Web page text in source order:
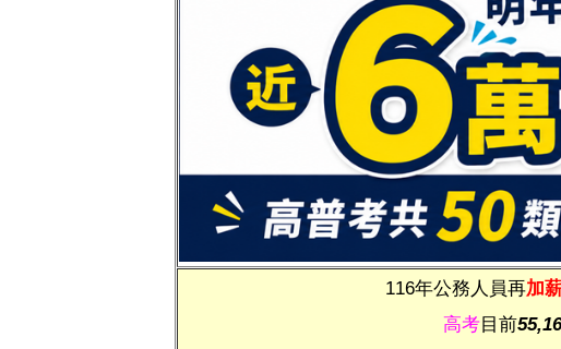
116年公務人員再加
高考目前